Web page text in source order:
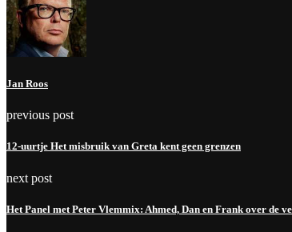
Jan Roos
previous post
12-uurtje Het misbruik van Greta kent geen grenzen
next post
Het Panel met Peter Vlemmix: Ahmed, Dan en Frank over de